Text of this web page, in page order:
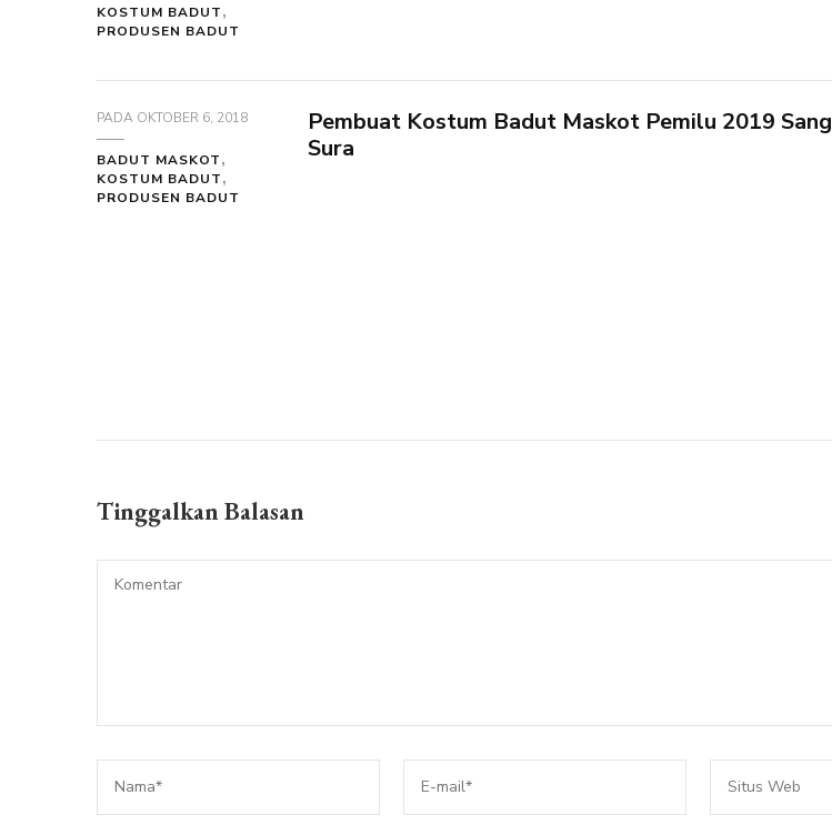
KOSTUM BADUT
PRODUSEN BADUT
PADA OKTOBER 6, 2018
BADUT MASKOT
KOSTUM BADUT
PRODUSEN BADUT
Pembuat Kostum Badut Maskot Pemilu 2019 Sang
Sura
Tinggalkan Balasan